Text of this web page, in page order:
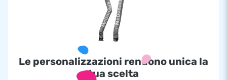
Le personalizzazioni rendono unica la
tua scelta